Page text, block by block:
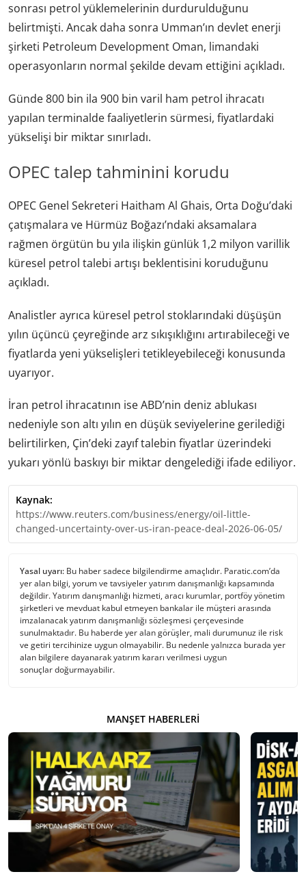
sonrası petrol yüklemelerinin durdurulduğunu
belirtmişti. Ancak daha sonra Umman’ın devlet enerji
şirketi Petroleum Development Oman, limandaki
operasyonların normal şekilde devam ettiğini açıkladı.
Günde 800 bin ila 900 bin varil ham petrol ihracatı
yapılan terminalde faaliyetlerin sürmesi, fiyatlardaki
yükselişi bir miktar sınırladı.
OPEC talep tahminini korudu
OPEC Genel Sekreteri Haitham Al Ghais, Orta Doğu’daki
çatışmalara ve Hürmüz Boğazı’ndaki aksamalara
rağmen örgütün bu yıla ilişkin günlük 1,2 milyon varillik
küresel petrol talebi artışı beklentisini koruduğunu
açıkladı.
Analistler ayrıca küresel petrol stoklarındaki düşüşün
yılın üçüncü çeyreğinde arz sıkışıklığını artırabileceği ve
fiyatlarda yeni yükselişleri tetikleyebileceği konusunda
uyarıyor.
İran petrol ihracatının ise ABD’nin deniz ablukası
nedeniyle son altı yılın en düşük seviyelerine gerilediği
belirtilirken, Çin’deki zayıf talebin fiyatlar üzerindeki
yukarı yönlü baskıyı bir miktar dengelediği ifade ediliyor.
Kaynak:
https://www.reuters.com/business/energy/oil-little-
changed-uncertainty-over-us-iran-peace-deal-2026-06-05/
Yasal uyarı: Bu haber sadece bilgilendirme amaçlıdır. Paratic.com’da
yer alan bilgi, yorum ve tavsiyeler yatırım danışmanlığı kapsamında
değildir. Yatırım danışmanlığı hizmeti, aracı kurumlar, portföy yönetim
şirketleri ve mevduat kabul etmeyen bankalar ile müşteri arasında
imzalanacak yatırım danışmanlığı sözleşmesi çerçevesinde
sunulmaktadır. Bu haberde yer alan görüşler, mali durumunuz ile risk
ve getiri tercihinize uygun olmayabilir. Bu nedenle yalnızca burada yer
alan bilgilere dayanarak yatırım kararı verilmesi uygun
sonuçlar doğurmayabilir.
MANŞET HABERLERI